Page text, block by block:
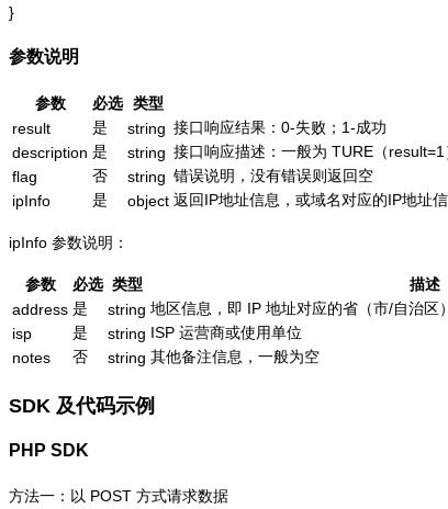
}
参数说明
参数 必选 类型
result
是 string 接口响应结果：0-失败；1-成功
description 是 string 接口响应描述：一般为 TURE（
flag
否 string 错误说明，没有错误则返回空
ipInfo
是 object 返回IP地址信息，或域名对应的IP地址
ipInfo 参数说明：
参数 必选 类型
描述
address 是 string 地区信息，即 IP 地址对应的省（市/自治区
isp
是 string ISP 运营商或使用单位
notes
否 string 其他备注信息，一般为空
SDK 及代码示例
PHP SDK
方法一：以 POST 方式请求数据